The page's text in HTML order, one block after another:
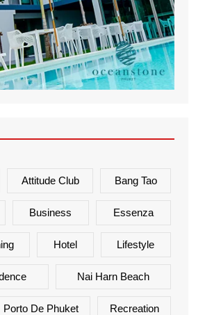
Attitude Club Bang Tao
Business Essenza
Hotel Lifestyle
Nai Harn Beach
Porto De Phuket Recreation